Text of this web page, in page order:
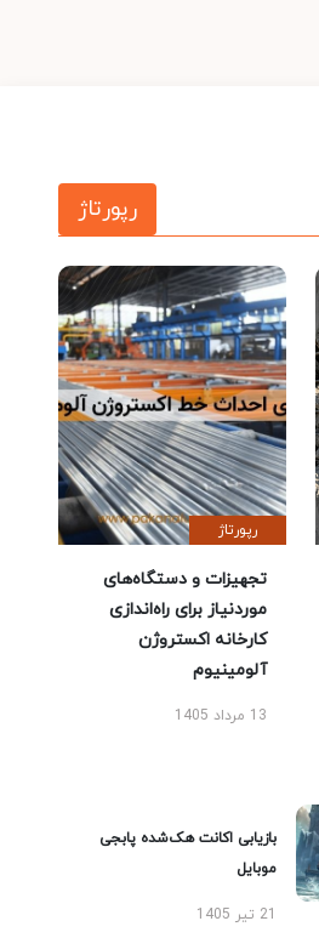
رپورتاژ
رپورتاژ
تجهیزات و دستگاه‌های
موردنیاز برای راه‌اندازی
کارخانه اکستروژن
آلومینیوم
13 مرداد 1405
بازیابی اکانت هک‌شده پابجی
موبایل
21 تیر 1405